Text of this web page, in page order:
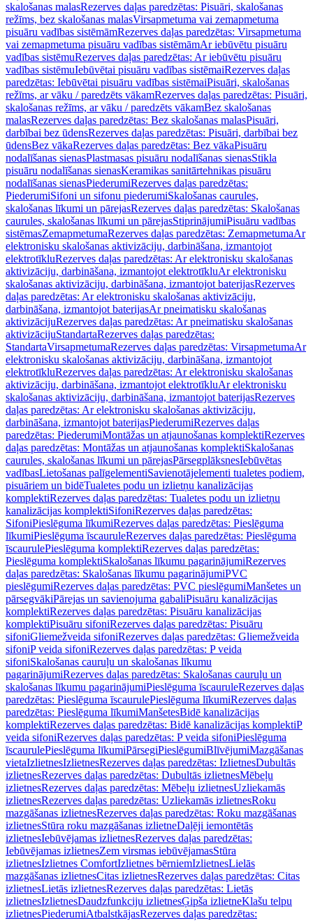
skalošanas malasRezerves daļas paredzētas: Pisuāri, skalošanas
režīms, bez skalošanas malasVirsapmetuma vai zemapmetuma
pisuāru vadības sistēmāmRezerves daļas paredzētas: Virsapmetuma
vai zemapmetuma pisuāru vadības sistēmāmAr iebūvētu pisuāru
vadības sistēmuRezerves daļas paredzētas: Ar iebūvētu pisuāru
vadības sistēmuIebūvētai pisuāru vadības sistēmaiRezerves daļas
paredzētas: Iebūvētai pisuāru vadības sistēmaiPisuāri, skalošanas
režīms, ar vāku / paredzēts vākamRezerves daļas paredzētas: Pisuāri,
skalošanas režīms, ar vāku / paredzēts vākamBez skalošanas
malasRezerves daļas paredzētas: Bez skalošanas malasPisuāri,
darbībai bez ūdensRezerves daļas paredzētas: Pisuāri, darbībai bez
ūdensBez vākaRezerves daļas paredzētas: Bez vākaPisuāru
nodalīšanas sienasPlastmasas pisuāru nodalīšanas sienasStikla
pisuāru nodalīšanas sienasKeramikas sanitārtehnikas pisuāru
nodalīšanas sienasPiederumiRezerves daļas paredzētas:
PiederumiSifoni un sifonu piederumiSkalošanas caurules,
skalošanas līkumi un pārejasRezerves daļas paredzētas: Skalošanas
caurules, skalošanas līkumi un pārejasStiprinājumiPisuāru vadības
sistēmasZemapmetumaRezerves daļas paredzētas: ZemapmetumaAr
elektronisku skalošanas aktivizāciju, darbināšana, izmantojot
elektrotīkluRezerves daļas paredzētas: Ar elektronisku skalošanas
aktivizāciju, darbināšana, izmantojot elektrotīkluAr elektronisku
skalošanas aktivizāciju, darbināšana, izmantojot baterijasRezerves
daļas paredzētas: Ar elektronisku skalošanas aktivizāciju,
darbināšana, izmantojot baterijasAr pneimatisku skalošanas
aktivizācijuRezerves daļas paredzētas: Ar pneimatisku skalošanas
aktivizācijuStandartaRezerves daļas paredzētas:
StandartaVirsapmetumaRezerves daļas paredzētas: VirsapmetumaAr
elektronisku skalošanas aktivizāciju, darbināšana, izmantojot
elektrotīkluRezerves daļas paredzētas: Ar elektronisku skalošanas
aktivizāciju, darbināšana, izmantojot elektrotīkluAr elektronisku
skalošanas aktivizāciju, darbināšana, izmantojot baterijasRezerves
daļas paredzētas: Ar elektronisku skalošanas aktivizāciju,
darbināšana, izmantojot baterijasPiederumiRezerves daļas
paredzētas: PiederumiMontāžas un atjaunošanas komplektiRezerves
daļas paredzētas: Montāžas un atjaunošanas komplektiSkalošanas
caurules, skalošanas līkumi un pārejasPārsegplāksnesIebūvētas
vadībasLietošanas palīgelementiSavienotājelementi tualetes podiem,
pisuāriem un bidēTualetes podu un izlietņu kanalizācijas
komplektiRezerves daļas paredzētas: Tualetes podu un izlietņu
kanalizācijas komplektiSifoniRezerves daļas paredzētas:
SifoniPieslēguma līkumiRezerves daļas paredzētas: Pieslēguma
līkumiPieslēguma īscauruleRezerves daļas paredzētas: Pieslēguma
īscaurulePieslēguma komplektiRezerves daļas paredzētas:
Pieslēguma komplektiSkalošanas līkumu pagarinājumiRezerves
daļas paredzētas: Skalošanas līkumu pagarinājumiPVC
pieslēgumiRezerves daļas paredzētas: PVC pieslēgumiManšetes un
pārsegvākiPārejas un savienojuma gabaliPisuāru kanalizācijas
komplektiRezerves daļas paredzētas: Pisuāru kanalizācijas
komplektiPisuāru sifoniRezerves daļas paredzētas: Pisuāru
sifoniGliemežveida sifoniRezerves daļas paredzētas: Gliemežveida
sifoniP veida sifoniRezerves daļas paredzētas: P veida
sifoniSkalošanas cauruļu un skalošanas līkumu
pagarinājumiRezerves daļas paredzētas: Skalošanas cauruļu un
skalošanas līkumu pagarinājumiPieslēguma īscauruleRezerves daļas
paredzētas: Pieslēguma īscaurulePieslēguma līkumiRezerves daļas
paredzētas: Pieslēguma līkumiManšetesBidē kanalizācijas
komplektiRezerves daļas paredzētas: Bidē kanalizācijas komplektiP
veida sifoniRezerves daļas paredzētas: P veida sifoniPieslēguma
īscaurulePieslēguma līkumiPārsegiPieslēgumiBlīvējumiMazgāšanas
vietaIzlietnesIzlietnesRezerves daļas paredzētas: IzlietnesDubultās
izlietnesRezerves daļas paredzētas: Dubultās izlietnesMēbeļu
izlietnesRezerves daļas paredzētas: Mēbeļu izlietnesUzliekamās
izlietnesRezerves daļas paredzētas: Uzliekamās izlietnesRoku
mazgāšanas izlietnesRezerves daļas paredzētas: Roku mazgāšanas
izlietnesStūra roku mazgāšanas izlietneDaļēji iemontētās
izlietnesIebūvējamas izlietnesRezerves daļas paredzētas:
Iebūvējamas izlietnesZem virsmas iebūvējamasStūra
izlietnesIzlietnes ComfortIzlietnes bērniemIzlietnesLielās
mazgāšanas izlietnesCitas izlietnesRezerves daļas paredzētas: Citas
izlietnesLietās izlietnesRezerves daļas paredzētas: Lietās
izlietnesIzlietnesDaudzfunkciju izlietnesĢipša izlietneKlašu telpu
izlietnesPiederumiAtbalstkājasRezerves daļas paredzētas: